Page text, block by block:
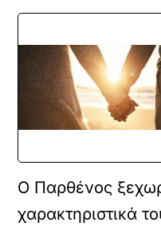
Ο Παρθένος
χαρακτηριστικά